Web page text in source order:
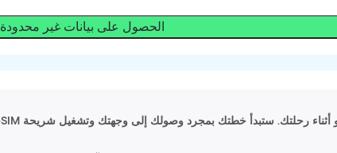
الحصول على بيانات غير محدودة